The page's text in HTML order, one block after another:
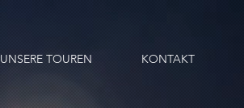
UNSERE TOUREN KONTAKT